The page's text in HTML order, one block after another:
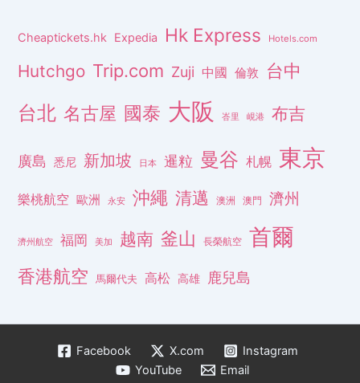
Cheaptickets.hk Expedia Hk Express Hotels.com
Hutchgo Trip.com Zuji 中國 倫敦 台中
台北 名古屋 國泰 大阪 峇里 峴港 布吉
廣島 悉尼 新加坡 日本 暹粒 曼谷 札幌 東京
樂桃航空 歐洲 永安 沖繩 清邁 澳洲 澳門 濟州
濟州航空 福岡 美加 越南 釜山 長榮航空 首爾
香港航空 馬爾代夫 高松 高雄 鹿兒島
Facebook X.com
Instagram
YouTube
Email